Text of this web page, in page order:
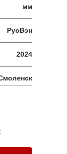
мм
РусВэн
2024